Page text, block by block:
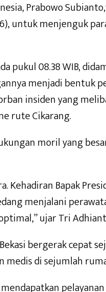
Prabowo
untuk menjenguk
pukul 08.38 WIB,
menjadi bentuk
insiden yang
rute Cikarang.
moril yang
Kehadiran Bapak
menjalani
ujar Tri
bergerak cepat
medis di sejumlah